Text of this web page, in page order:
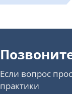
Если вопрос
практики